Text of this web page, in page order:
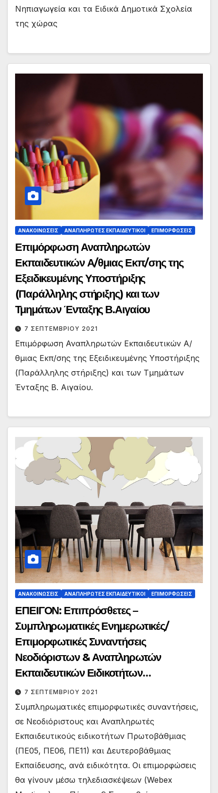
Νηπιαγωγεία και τα Ειδικά Δημοτικά Σχολεία
της χώρας
ΑΝΑΚΟΙΝΏΣΕΙΣ ΑΝΑΠΛΗΡΩΤΈΣ ΕΚΠΑΙΔΕΥΤΙΚΟΊ ΕΠΙΜΟΡΦΏΣΕΙΣ
Επιμόρφωση Αναπληρωτών
Εκπαιδευτικών Α/θμιας Εκπ/σης της
Εξειδικευμένης Υποστήριξης
(Παράλληλης στήριξης) και των
Τμημάτων Ένταξης Β.Αιγαίου
7 ΣΕΠΤΕΜΒΡΊΟΥ 2021
Επιμόρφωση Αναπληρωτών Εκπαιδευτικών Α/
θμιας Εκπ/σης της Εξειδικευμένης Υποστήριξης
(Παράλληλης στήριξης) και των Τμημάτων
Ένταξης Β. Αιγαίου.
ΑΝΑΚΟΙΝΏΣΕΙΣ ΑΝΑΠΛΗΡΩΤΈΣ ΕΚΠΑΙΔΕΥΤΙΚΟΊ ΕΠΙΜΟΡΦΏΣΕΙΣ
ΕΠΕΙΓΟΝ: Επιπρόσθετες –
Συμπληρωματικές Ενημερωτικές/
Επιμορφωτικές Συναντήσεις
Νεοδιόριστων & Αναπληρωτών
Εκπαιδευτικών Ειδικοτήτων
Πρωτοβάθμιας-Δευτεροβάθμιας
Εκπαίδευσης
7 ΣΕΠΤΕΜΒΡΊΟΥ 2021
Συμπληρωματικές επιμορφωτικές συναντήσεις,
σε Νεοδιόριστους και Αναπληρωτές
Εκπαιδευτικούς ειδικοτήτων Πρωτοβάθμιας
(ΠΕ05, ΠΕ06, ΠΕ11) και Δευτεροβάθμιας
Εκπαίδευσης, ανά ειδικότητα. Οι επιμορφώσεις
θα γίνουν μέσω τηλεδιασκέψεων (Webex